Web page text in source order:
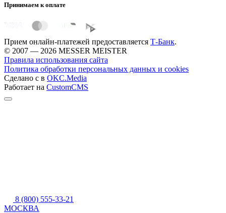
Принимаем к оплате
Прием онлайн-платежей предоставляется Т-Банк.
© 2007 — 2026 MESSER MEISTER
Правила использования сайта
Политика обработки персональных данных и cookies
Сделано с в OKC.Media
Работает на CustomCMS
8 (800) 555-33-21
МОСКВА